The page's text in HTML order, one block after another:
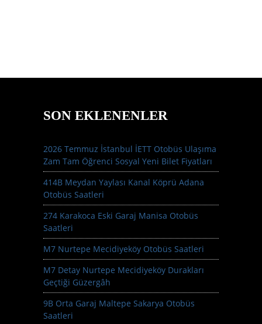
SON EKLENENLER
2026 Temmuz İstanbul İETT Otobüs Ulaşıma
Zam Tam Öğrenci Sosyal Yeni Bilet Fiyatları
414B Meydan Yaylası Kanal Köprü Adana
Otobüs Saatleri
274 Karakoca Eski Garaj Manisa Otobüs
Saatleri
M7 Nurtepe Mecidiyeköy Otobüs Saatleri
M7 Detay Nurtepe Mecidiyeköy Durakları
Geçtiği Güzergâh
9B Orta Garaj Maltepe Sakarya Otobüs
Saatleri